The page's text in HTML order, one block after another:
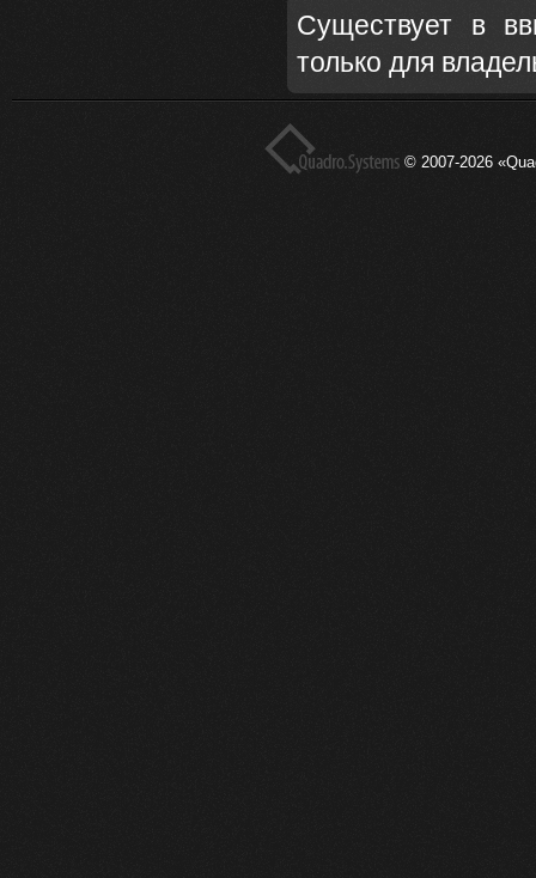
Cуществует в
только для
© 2007-2026